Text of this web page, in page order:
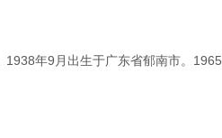
年9月出生于广东省郁南市。